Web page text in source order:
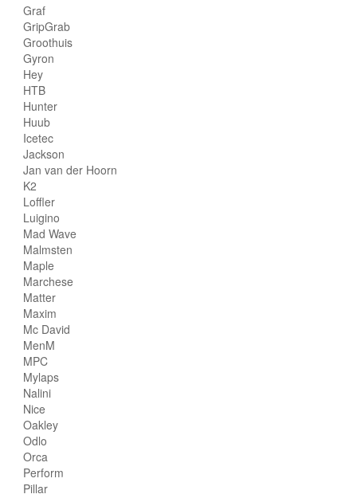
Graf
GripGrab
Groothuis
Gyron
Hey
HTB
Hunter
Huub
Icetec
Jackson
Jan van der Hoorn
K2
Loffler
Luigino
Mad Wave
Malmsten
Maple
Marchese
Matter
Maxim
Mc David
MenM
MPC
Mylaps
Nalini
Nice
Oakley
Odlo
Orca
Perform
Pillar